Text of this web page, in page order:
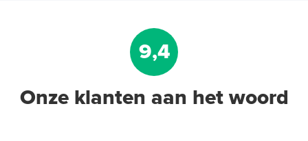
9,4
Onze klanten aan het woord